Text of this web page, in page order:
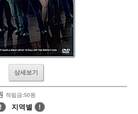
상세보기
적립금:50원
! 지역별 !